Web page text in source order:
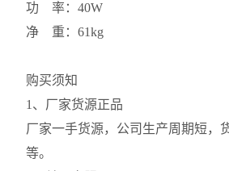
功 率：40W
净 重：61kg
购买须知
1、厂家货源正品
厂家一手货源，公司生产周期短，
等。